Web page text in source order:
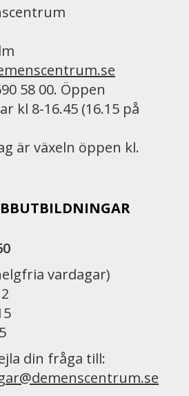
58 00. Öppen
kl 8-16.45 (16.15 på
är växeln öppen kl.
vardagar)
din fråga till: